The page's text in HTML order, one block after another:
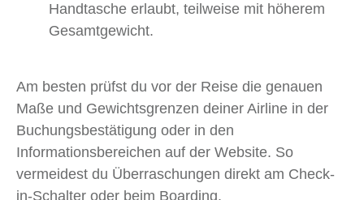
Handtasche erlaubt, teilweise mit höherem
Gesamtgewicht.
Am besten prüfst du vor der Reise die genauen
Maße und Gewichtsgrenzen deiner Airline in der
Buchungsbestätigung oder in den
Informationsbereichen auf der Website. So
vermeidest du Überraschungen direkt am Check-
in-Schalter oder beim Boarding.